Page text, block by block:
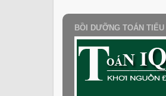
BỒI DƯỠNG TOÁN